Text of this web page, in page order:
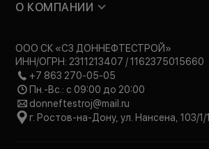
О КОМПАНИИ
ООО СК «СЗ ДОННЕФТЕСТРОЙ»
ИНН/ОГРН: 2311213407 / 1162375015660
+7 863 270-05-05
Пн.-Вс.: с 09:00 до 20:00
donneftestroj@mail.ru
г. Ростов-на-Дону, ул. Нансена, 103/1/1